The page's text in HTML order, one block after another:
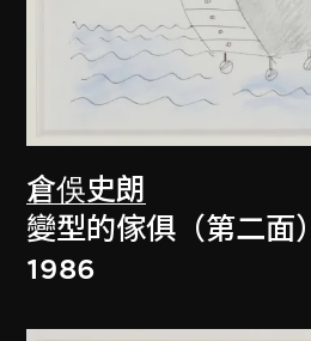
倉俁史朗
變型的傢俱（第二面）
1986